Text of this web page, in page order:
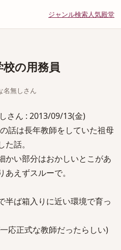
ジャンル検索人気殿堂
の用務員
無しさん
さん : 2013/09/13(金)
話は長年教師をしていた祖母
話。
かい部分はおかしいとこがあ
えずスルーで。
半ば箱入りに近い環境で育っ
応正式な教師だったらしい)